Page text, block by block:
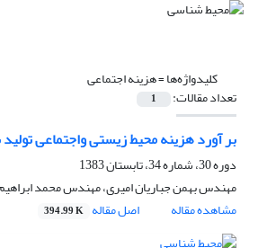
کلیدواژه‌ها =هزینه اجتماعی
تعداد مقالات: 1
بر آورد هزینه محیط زیستی واجتماعی
دوره 30، شماره 34، تابستان 1383
مهندس بهمن جباریان امیری، مهندس محمد
مشاهده مقاله
اصل مقاله 394.99 K